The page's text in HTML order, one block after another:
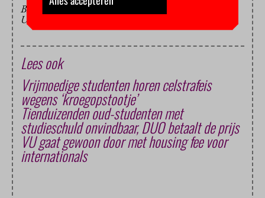
BEELD: TINGEY INJURY LAW FIRM VIA
UNSPLASH
Lees ook
Vrijmoedige studenten horen celstrafeis
wegens ‘kroegopstootje’
Tienduizenden oud-studenten met
studieschuld onvindbaar, DUO betaalt de prijs
VU gaat gewoon door met housing fee voor
internationals